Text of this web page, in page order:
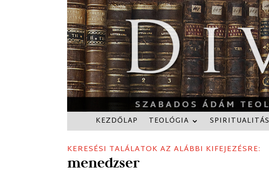
KEZDŐLAP TEOLÓGIA SPIRITUALITÁS
KERESÉSI TALÁLATOK AZ ALÁBBI KIFEJEZÉSRE:
menedzser